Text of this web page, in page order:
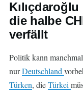
die halbe
verfällt
Politik kann
nurDeutschland
Türken, dieTürkei